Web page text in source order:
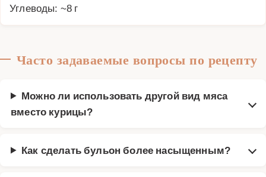
Углеводы: ~8 г
Часто задаваемые вопросы по рецепту
Можно ли использовать другой вид мяса
вместо курицы?
Как сделать бульон более насыщенным?